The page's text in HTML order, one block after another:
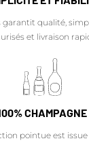
garantit qualité,
et livraison
CHAMPAGNE
pointue est